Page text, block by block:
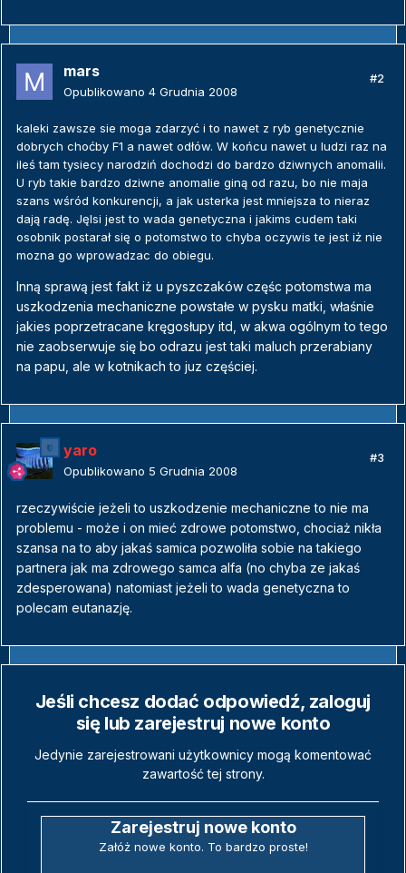
mars
Opublikowano 4 Grudnia 2008
#2
kaleki zawsze sie moga zdarzyć i to nawet z ryb genetycznie
dobrych choćby F1 a nawet odłów. W końcu nawet u ludzi raz na
ileś tam tysiecy narodziń dochodzi do bardzo dziwnych anomalii.
U ryb takie bardzo dziwne anomalie giną od razu, bo nie maja
szans wśród konkurencji, a jak usterka jest mniejsza to nieraz
dają radę. Jęlsi jest to wada genetyczna i jakims cudem taki
osobnik postarał się o potomstwo to chyba oczywis te jest iż nie
mozna go wprowadzac do obiegu.
Inną sprawą jest fakt iż u pyszczaków częśc potomstwa ma
uszkodzenia mechaniczne powstałe w pysku matki, właśnie
jakies poprzetracane kręgosłupy itd, w akwa ogólnym to tego
nie zaobserwuje się bo odrazu jest taki maluch przerabiany
na papu, ale w kotnikach to juz częściej.
yaro
Opublikowano 5 Grudnia 2008
#3
rzeczywiście jeżeli to uszkodzenie mechaniczne to nie ma
problemu - może i on mieć zdrowe potomstwo, chociaż nikła
szansa na to aby jakaś samica pozwoliła sobie na takiego
partnera jak ma zdrowego samca alfa (no chyba ze jakaś
zdesperowana) natomiast jeżeli to wada genetyczna to
polecam eutanazję.
Jeśli chcesz dodać odpowiedź, zaloguj
się lub zarejestruj nowe konto
Jedynie zarejestrowani użytkownicy mogą komentować
zawartość tej strony.
Zarejestruj nowe konto
Załóż nowe konto. To bardzo proste!